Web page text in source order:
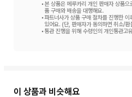
묶음 판매 시에는 배송비를 할인해 드립
구매 시에는 프로필 확인만
•본 상품은 메루카리 개인 판매자 상품
품 구매와 배송을 대행해요.
•파트너사가 상품 구매 절차를 진행한
있어요. (단, 판매자가 동의하면 취소/환
•통관 진행을 위해 수령인의 개인통관고
이 상품과 비슷해요